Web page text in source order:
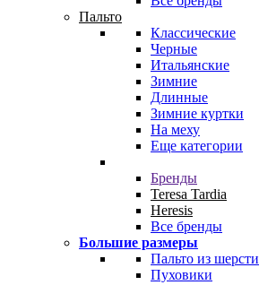
Пальто
Классические
Черные
Итальянские
Зимние
Длинные
Зимние куртки
На меху
Еще категории
Бренды
Teresa Tardia
Heresis
Все бренды
Большие размеры
Пальто из шерсти
Пуховики